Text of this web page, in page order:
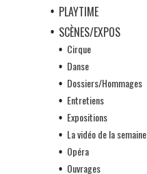
PLAYTIME
SCÈNES/EXPOS
Cirque
Danse
Dossiers/Hommages
Entretiens
Expositions
La vidéo de la semaine
Opéra
Ouvrages